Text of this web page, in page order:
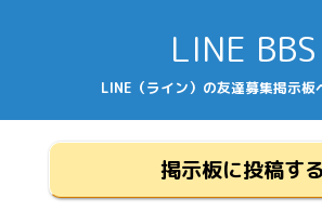
LINE BBS
LINE（ライン）の友達募集掲示板
掲示板に投稿する